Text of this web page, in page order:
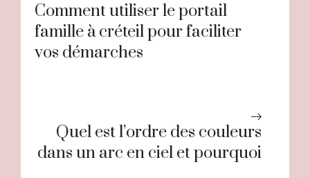
Comment utiliser le portail
famille à créteil pour faciliter
vos démarches
Quel est l’ordre des couleurs
dans un arc en ciel et pourquoi